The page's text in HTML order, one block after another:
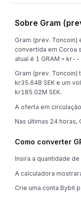
Sobre Gram
Gram (prev.
convertida em Coroa
atual é 1 GRAM = kr--
Gram (prev. Toncoin)
kr35.64B SEK e um
kr185.02M SEK.
A oferta em
Nas últimas 24 horas,
Como converter
Insira a quantidade
A calculadora
Crie uma conta Bybit